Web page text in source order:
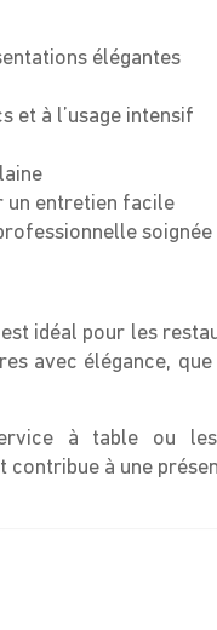
élégantes
et à l’usage intensif
un entretien facile
soignée
est idéal pour les
avec élégance,
à table ou
à une